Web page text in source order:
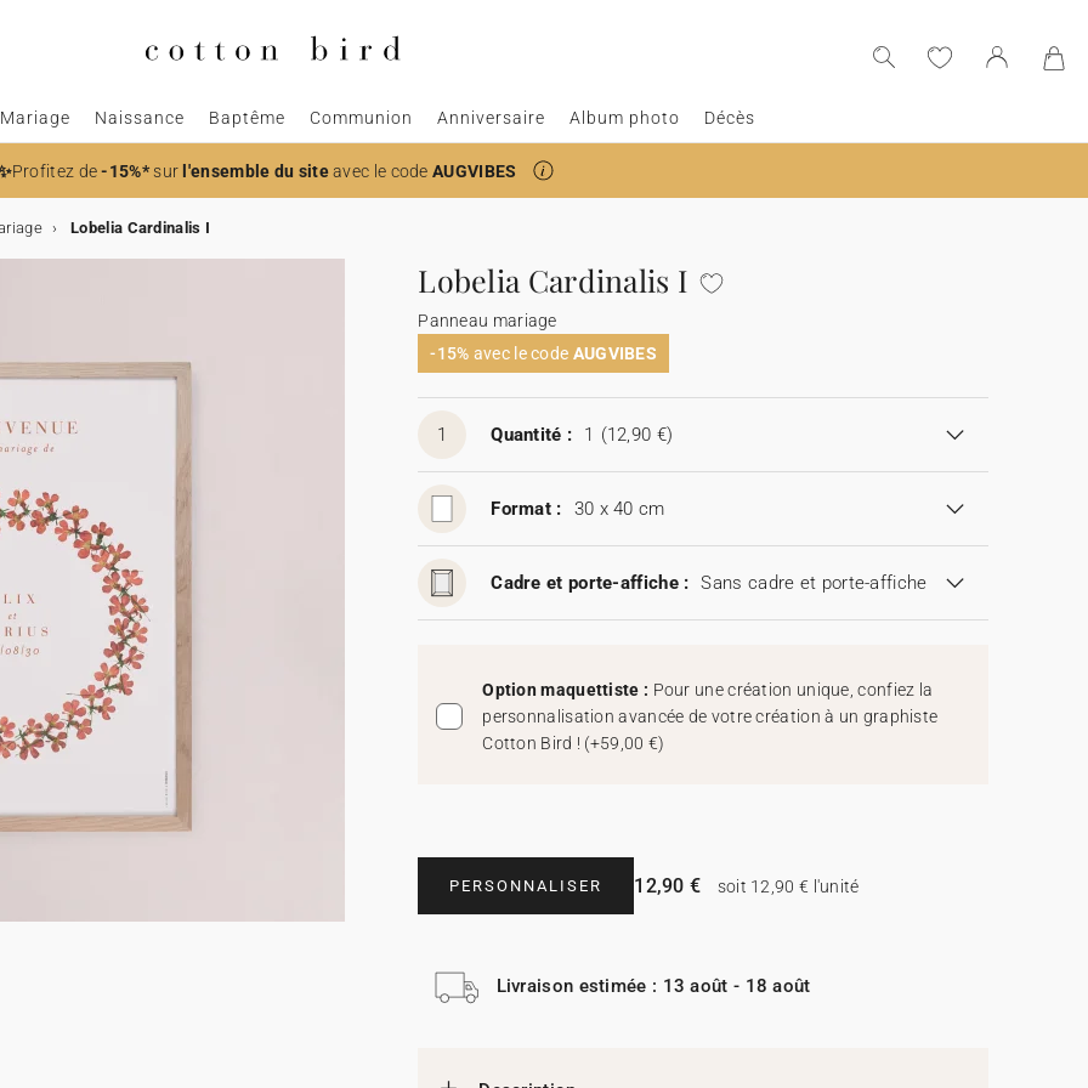
Mariage Naissance Baptême Communion Anniversaire Album photo Décès
Profitez de-15%*surl'ensemble du siteavec le code AUGVIBES
Lobelia Cardinalis I
Lobelia Cardinalis I
Panneau mariage
-15% avec le code AUGVIBES
1 Quantité : 1 (12,90 €)
Format : 30 x 40 cm
Cadre et porte-affiche : Sans cadre et porte-affiche
Option maquettiste : Pour une création unique, confiez la
personnalisation avancée de votre création à un graphiste
Cotton Bird ! (+59,00 €)
PERSONNALISER 12,90 € soit 12,90 € l'unité
Livraison estimée : 13 août - 18 août